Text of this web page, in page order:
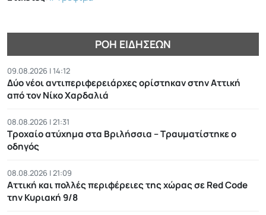
ΡΟΉ ΕΙΔΉΣΕΩΝ
09.08.2026 | 14:12
Δύο νέοι αντιπεριφερειάρχες ορίστηκαν στην Αττική
από τον Νίκο Χαρδαλιά
08.08.2026 | 21:31
Τροχαίο ατύχημα στα Βριλήσσια – Τραυματίστηκε ο
οδηγός
08.08.2026 | 21:09
Αττική και πολλές περιφέρειες της χώρας σε Red Code
την Κυριακή 9/8